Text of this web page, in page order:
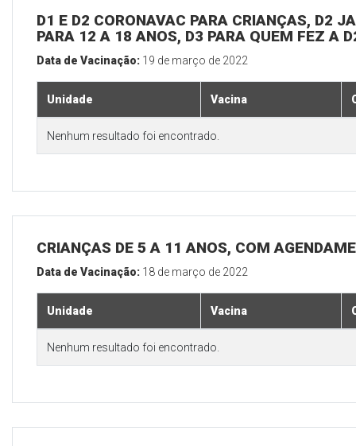
D1 E D2 CORONAVAC PARA CRIANÇAS, D2
PARA 12 A 18 ANOS, D3 PARA QUEM FEZ A
Data de Vacinação: 19 de março de 2022
Unidade Vacina
Nenhum resultado foi encontrado.
CRIANÇAS DE 5 A 11 ANOS, COM
Data de Vacinação: 18 de março de 2022
Unidade Vacina
Nenhum resultado foi encontrado.